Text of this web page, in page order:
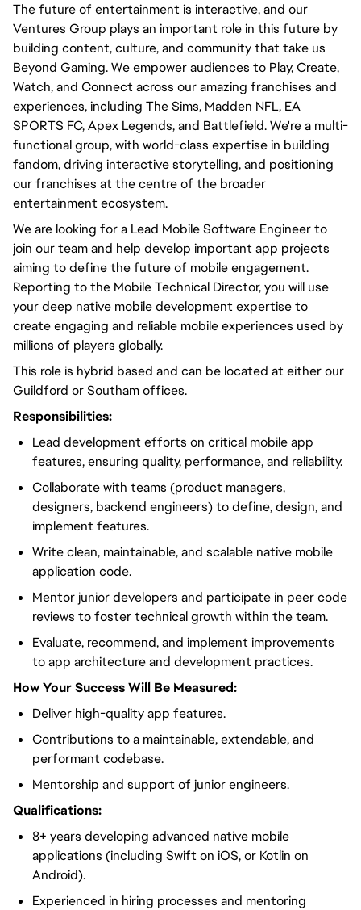
The future of entertainment is interactive, and our
Ventures Group plays an important role in this future by
building content, culture, and community that take us
Beyond Gaming. We empower audiences to Play, Create,
Watch, and Connect across our amazing franchises and
experiences, including The Sims, Madden NFL, EA
SPORTS FC, Apex Legends, and Battlefield. We're a multi-
functional group, with world-class expertise in building
fandom, driving interactive storytelling, and positioning
our franchises at the centre of the broader
entertainment ecosystem.
We are looking for a Lead Mobile Software Engineer to
join our team and help develop important app projects
aiming to define the future of mobile engagement.
Reporting to the Mobile Technical Director, you will use
your deep native mobile development expertise to
create engaging and reliable mobile experiences used by
millions of players globally.
This role is hybrid based and can be located at either our
Guildford or Southam offices.
Responsibilities:
Lead development efforts on critical mobile app
features, ensuring quality, performance, and reliability.
Collaborate with teams (product managers,
designers, backend engineers) to define, design, and
implement features.
Write clean, maintainable, and scalable native mobile
application code.
Mentor junior developers and participate in peer code
reviews to foster technical growth within the team.
Evaluate, recommend, and implement improvements
to app architecture and development practices.
How Your Success Will Be Measured:
Deliver high-quality app features.
Contributions to a maintainable, extendable, and
performant codebase.
Mentorship and support of junior engineers.
Qualifications:
8+ years developing advanced native mobile
applications (including Swift on iOS, or Kotlin on
Android).
Experienced in hiring processes and mentoring